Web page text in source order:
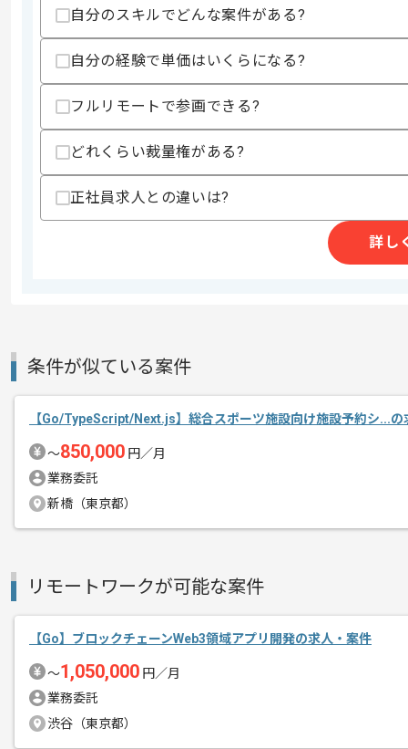
スキル
・Go言語を用いた開発、運用経験1年以
・静的型付け言語を用いた開発経験5年
・RDBを用いた開発経験
歓迎スキル
・DDD、Clean Architecture、Event
・AWSを用いた開発、運用経験
上記に似た経験やスキルをお持ちであれば
精算・お支払い
精算基準時間
その他募集要項
メント
自分のスキルでどんな案件がある?
自分の経験で単価はいくらになる?
フルリモートで参画できる?
どれくらい裁量権がある?
正社員求人との違いは?
詳し
条件が似ている案件
【Go/TypeScript/Next.js】総合スポーツ施設向け施設予約シ...の
〜850,000 円／月
業務委託
新橋（東京都）
リモートワークが可能な案件
【Go】ブロックチェーンWeb3領域アプリ開発の求人・案件
〜1,050,000 円／月
業務委託
渋谷（東京都）